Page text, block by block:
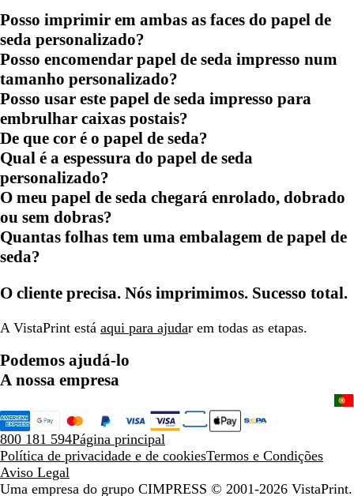
Posso imprimir em ambas as faces do papel de
seda personalizado?
Posso encomendar papel de seda impresso num
tamanho personalizado?
Posso usar este papel de seda impresso para
embrulhar caixas postais?
De que cor é o papel de seda?
Qual é a espessura do papel de seda
personalizado?
O meu papel de seda chegará enrolado, dobrado
ou sem dobras?
Quantas folhas tem uma embalagem de papel de
seda?
O cliente precisa. Nós imprimimos. Sucesso total.
A VistaPrint está aqui para ajudar em todas as etapas.
Podemos ajudá-lo
A nossa empresa
800 181 594Página principal
Política de privacidade e de cookiesTermos e Condições
Aviso Legal
Uma empresa do grupo CIMPRESS © 2001-2026 VistaPrint.